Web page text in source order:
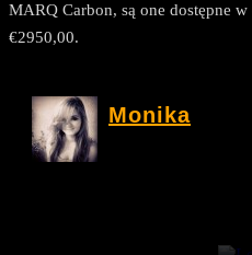
MARQ Carbon, są one dostępne
€2950,00.
Monika